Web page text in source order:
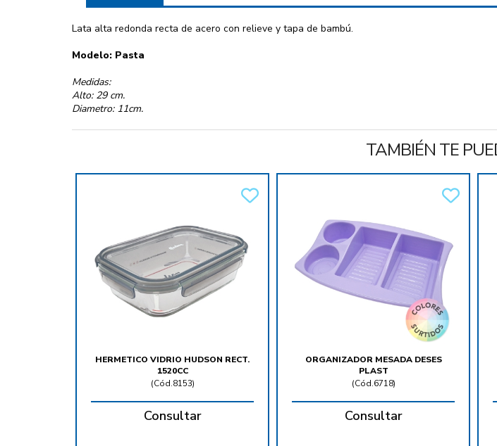
Lata alta redonda recta de acero con relieve y tapa de bambú.
Modelo: Pasta
Medidas:
Alto: 29 cm.
Diametro: 11cm.
TAMBIÉN TE
HERMETICO VIDRIO HUDSON RECT.
1520CC
(Cód.8153)
Consultar
ORGANIZADOR MESADA DESES
PLAST
(Cód.6718)
Consultar